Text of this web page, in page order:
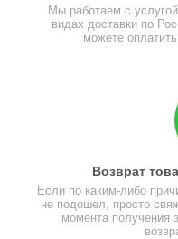
Мы работаем с
видах доставки по
можете
Возврат
Если по каким-либо
не подошел, просто
момента получения